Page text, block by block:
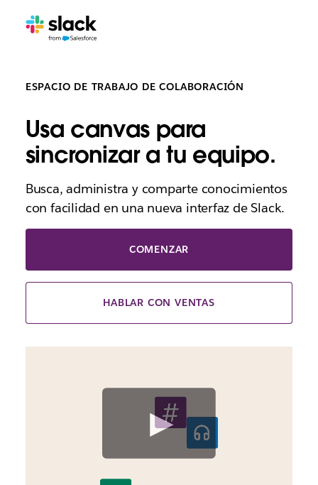
ESPACIO DE TRABAJO DE COLABORACIÓN
Usa canvas para
sincronizar a tu equipo.
Busca, administra y comparte conocimientos
con facilidad en una nueva interfaz de Slack.
COMENZAR
HABLAR CON VENTAS